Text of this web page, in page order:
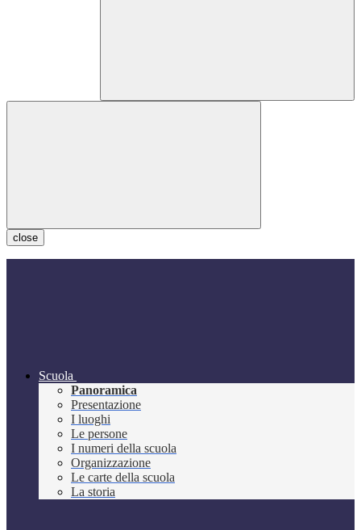
close
Scuola
Panoramica
Presentazione
I luoghi
Le persone
I numeri della scuola
Organizzazione
Le carte della scuola
La storia